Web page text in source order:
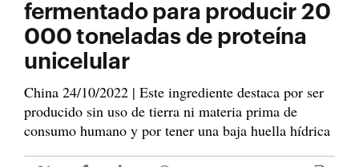
fermentado para producir 20
000 toneladas de proteína
unicelular
China 24/10/2022 | Este ingrediente destaca por ser
producido sin uso de tierra ni materia prima de
consumo humano y por tener una baja huella hídrica